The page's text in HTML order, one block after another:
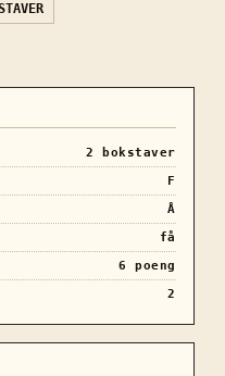
2
bokstaver
F
Å
få
6
poeng
2